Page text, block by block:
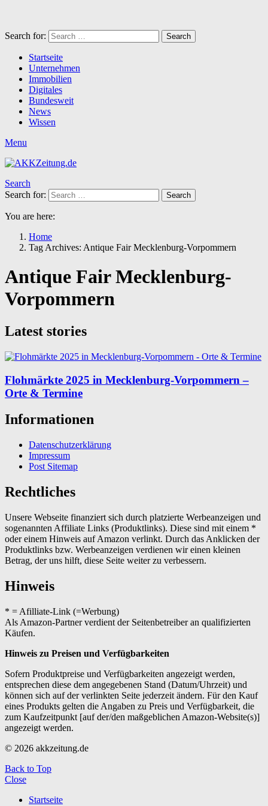
Search for: Search
Startseite
Unternehmen
Immobilien
Digitales
Bundesweit
News
Wissen
Menu
Search
Search for:
Search
You are here:
Home
Tag Archives: Antique Fair Mecklenburg-Vorpommern
Antique Fair Mecklenburg-
Vorpommern
Latest stories
Flohmärkte 2025 in Mecklenburg-Vorpommern –
Orte & Termine
Informationen
Datenschutzerklärung
Impressum
Post Sitemap
Rechtliches
Unsere Webseite finanziert sich durch platzierte Werbeanzeigen und
sogenannten Affiliate Links (Produktlinks). Diese sind mit einem *
oder einem Hinweis auf Amazon verlinkt. Durch das Anklicken der
Produktlinks bzw. Werbeanzeigen verdienen wir einen kleinen
Betrag, der uns hilft, diese Seite weiter zu verbessern.
Hinweis
* = Afilliate-Link (=Werbung)
Als Amazon-Partner verdient der Seitenbetreiber an qualifizierten
Käufen.
Hinweis zu Preisen und Verfügbarkeiten
Sofern Produktpreise und Verfügbarkeiten angezeigt werden,
entsprechen diese dem angegebenen Stand (Datum/Uhrzeit) und
können sich auf der verlinkten Seite jederzeit ändern. Für den Kauf
eines Produkts gelten die Angaben zu Preis und Verfügbarkeit, die
zum Kaufzeitpunkt [auf der/den maßgeblichen Amazon-Website(s)]
angezeigt werden.
© 2026 akkzeitung.de
Back to Top
Close
Startseite